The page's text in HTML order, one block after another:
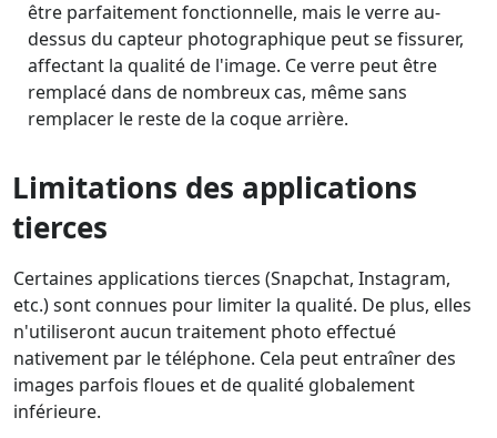
être parfaitement fonctionnelle, mais le verre au-
dessus du capteur photographique peut se fissurer,
affectant la qualité de l'image. Ce verre peut être
remplacé dans de nombreux cas, même sans
remplacer le reste de la coque arrière.
Limitations des applications
tierces
Certaines applications tierces (Snapchat, Instagram,
etc.) sont connues pour limiter la qualité. De plus, elles
n'utiliseront aucun traitement photo effectué
nativement par le téléphone. Cela peut entraîner des
images parfois floues et de qualité globalement
inférieure.